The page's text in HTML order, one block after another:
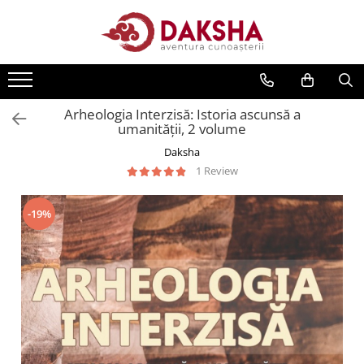
Editura Daksha
Seria Radu Cinamar
Dezvăluiri
Spiritualitate
Extratereștrii
OZN
Transformare spirituală
Psihologie
Arheologia Interzisă: Istoria ascunsă a
umanității, 2 volume
Daksha
1 Review
-19%